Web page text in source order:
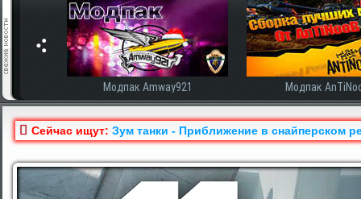
Модпак Amway921 Модпак
Сейчас ищут: Зум танки - Приближение в снайперском